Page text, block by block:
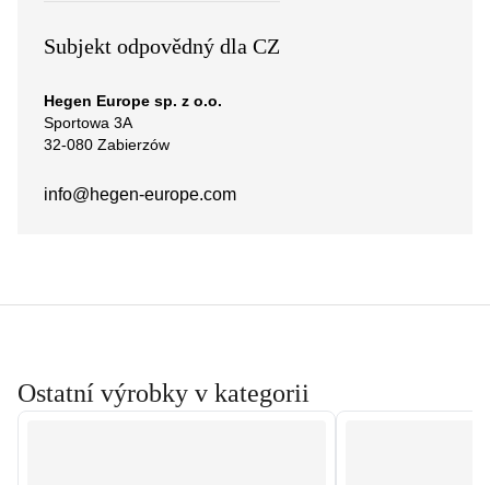
Subjekt odpovědný dla CZ
Hegen Europe sp. z o.o.
Sportowa 3A
32-080 Zabierzów
info@hegen-europe.com
Ostatní výrobky v kategorii